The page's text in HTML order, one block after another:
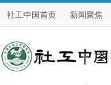
社工中国首页 新闻聚焦